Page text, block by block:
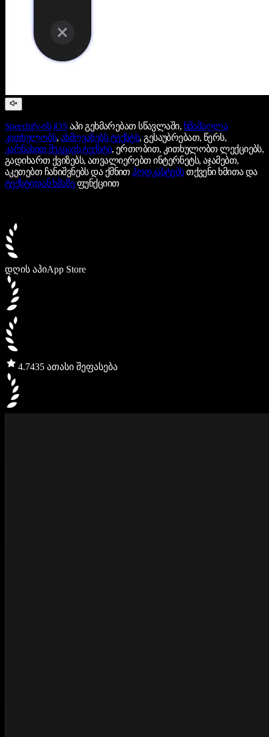
Speechify-ის iOS აპი გეხმარებათ სწავლაში, ხმამაღლა
კითხულობს, ახმოვანებს ტექსტს, გესაუბრებათ, წერს,
კარნახით შეგყავს ტექსტი, ერთობით, კითხულობთ ლექციებს,
გადიხართ ქვიზებს, ათვალიერებთ ინტერნეტს, აჯამებთ,
აკეთებთ ჩანიშვნებს და ქმნითპოდკასტებსთქვენი ხმითა და
ტექსტიდან ხმაზეფუნქციით
დღის აპიApp Store
4.7435 ათასი შეფასება